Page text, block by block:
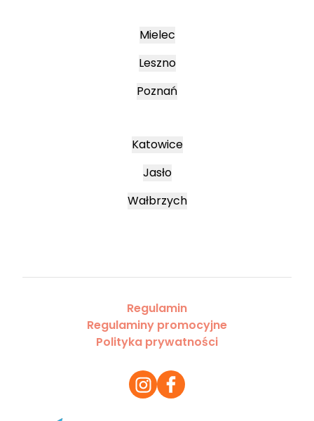
Mielec
Leszno
Poznań
Katowice
Jasło
Wałbrzych
Regulamin
Regulaminy promocyjne
Polityka prywatności